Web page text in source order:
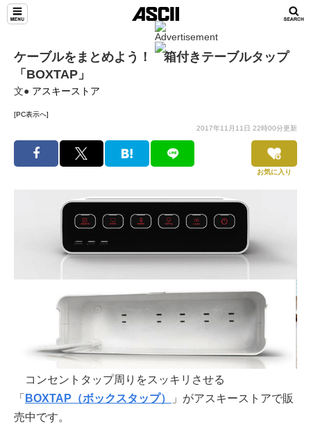
ケーブルをまとめよう！ 箱付きテーブルタップ
「BOXTAP」
文● アスキーストア
[PC表示へ]
2017年11月11日 22時00分更新
お気に入り
コンセントタップ周りをスッキリさせる
「 BOXTAP（ボックスタップ）
」がアスキーストアで販
売中です。